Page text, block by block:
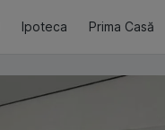
Ipoteca Prima Casă